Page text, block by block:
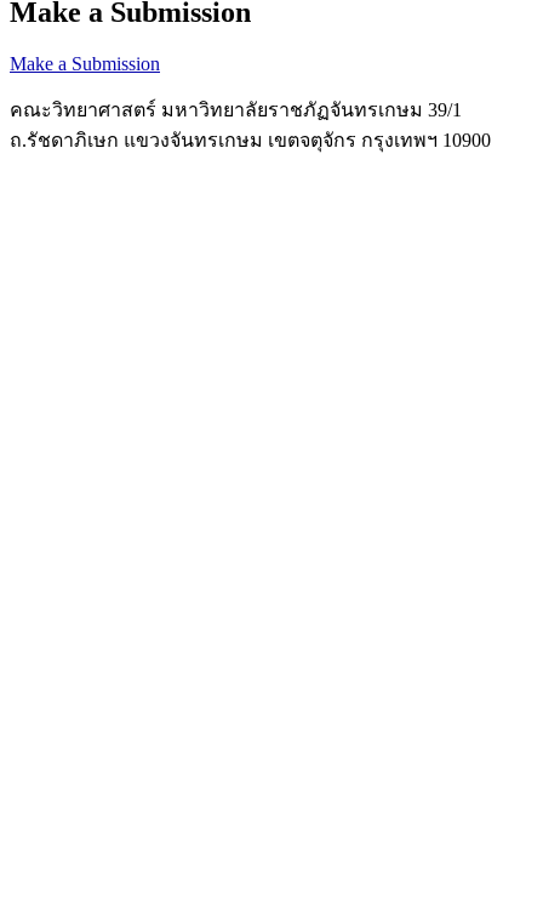
Make a Submission
Make a Submission
คณะวิทยาศาสตร์ มหาวิทยาลัยราชภัฏจันทรเกษม 39/1
ถ.รัชดาภิเษก แขวงจันทรเกษม เขตจตุจักร กรุงเทพฯ 10900